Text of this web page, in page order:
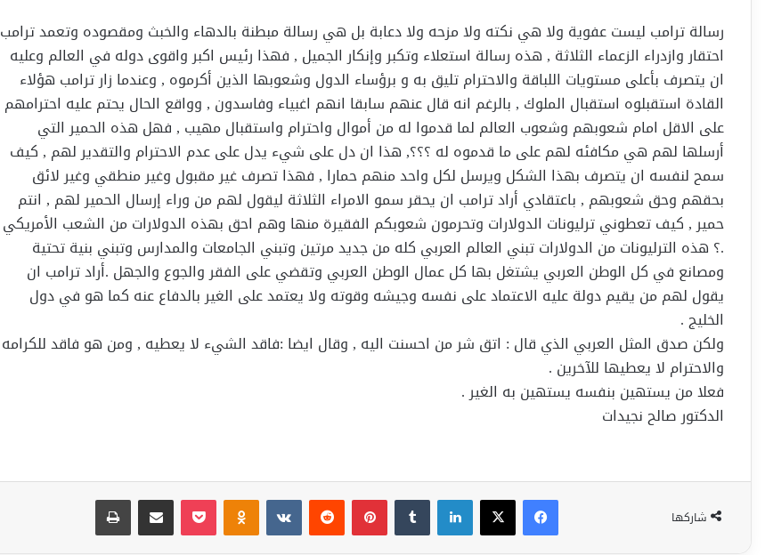
رسالة ترامب ليست عفوية ولا هي نكته ولا مزحه ولا دعابة بل هي رسالة مبطنة بالدهاء والخبث ومقصوده وتعمد ترامب
احتقار وازدراء الزعماء الثلاثة , هذه رسالة استعلاء وتكبر وإنكار الجميل , فهذا رئيس اكبر واقوى دوله في العالم وعليه
ان يتصرف بأعلى مستويات اللباقة والاحترام تليق به و برؤساء الدول وشعوبها الذين أكرموه , وعندما زار ترامب هؤلاء
القادة استقبلوه استقبال الملوك , بالرغم انه قال عنهم سابقا انهم اغبياء وفاسدون , وواقع الحال يحتم عليه احترامهم
على الاقل امام شعوبهم وشعوب العالم لما قدموا له من أموال واحترام واستقبال مهيب , فهل هذه الحمير التي
أرسلها لهم هي مكافئه لهم على ما قدموه له ؟؟؟, هذا ان دل على شيء يدل على عدم الاحترام والتقدير لهم , كيف
سمح لنفسه ان يتصرف بهذا الشكل ويرسل لكل واحد منهم حمارا , فهذا تصرف غير مقبول وغير منطقي وغير لائق
بحقهم وحق شعوبهم , باعتقادي أراد ترامب ان يحقر سمو الامراء الثلاثة ليقول لهم من وراء إرسال الحمير لهم , انتم
حمير , كيف تعطوني ترليونات الدولارات وتحرمون شعوبكم الفقيرة منها وهم احق بهذه الدولارات من الشعب الأمريكي
.؟ هذه الترليونات من الدولارات تبني العالم العربي كله من جديد مرتين وتبني الجامعات والمدارس وتبني بنية تحتية
ومصانع في كل الوطن العربي يشتغل بها كل عمال الوطن العربي وتقضي على الفقر والجوع والجهل .أراد ترامب ان
يقول لهم من يقيم دولة عليه الاعتماد على نفسه وجيشه وقوته ولا يعتمد على الغير بالدفاع عنه كما هو في دول
الخليج .
ولكن صدق المثل العربي الذي قال : اتق شر من احسنت اليه , وقال ايضا :فاقد الشيء لا يعطيه , ومن هو فاقد للكرامه
والاحترام لا يعطيها للآخرين .
فعلا من يستهين بنفسه يستهين به الغير .
الدكتور صالح نجيدات
شاركها
فيسبوك‫X لينكدإن بينتيريست Odnoklassniki
‫Pocket مشاركة عبر البريد طباعة